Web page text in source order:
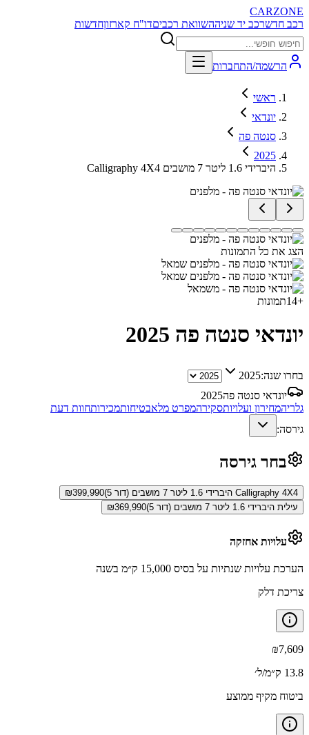
CARZONE
רכב חדשרכב יד שניההשוואת רכביםדו"ח קארזוןחדשות
הרשמה/התחברות
ראשי
יונדאי
סנטה פה
2025
Calligraphy 4X4 היברידי 1.6 ליטר 7 מושבים
הצג את כל התמונות
+
14תמונות
יונדאי סנטה פה 2025
בחרו שנה:2025
יונדאי סנטה פה2025
גלריהמחירון ועלויותסקירהמפרט מלאבטיחותמכירותחוות דעת
גירסה:
בחר גירסה
Calligraphy 4X4 היברידי 1.6 ליטר 7 מושבים (דור 5) ₪399,990
עילית היברידי 1.6 ליטר 7 מושבים (דור 5)
₪369,990
עלויות אחזקה
הערכת עלויות שנתיות על בסיס 15,000 ק״מ בשנה
צריכת דלק
₪7,609
13.8 ק״מ/ל׳
ביטוח מקיף ממוצע